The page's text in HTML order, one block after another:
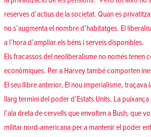
reserves d’actius de la societat. Quan es
no s’augmenta el nombre d’habitatges. El
a l’hora d’ampliar els béns i serveis disponibles.
Els fracassos del neoliberalisme no només tenen
econòmiques. Per a Harvey també comporten
El seu llibre anterior, El nou imperialisme,
llarg termini del poder d’Estats Units. La
l’ala dreta de cervells que envolten a Bush, que
militar nord-americana per a mantenir el poder